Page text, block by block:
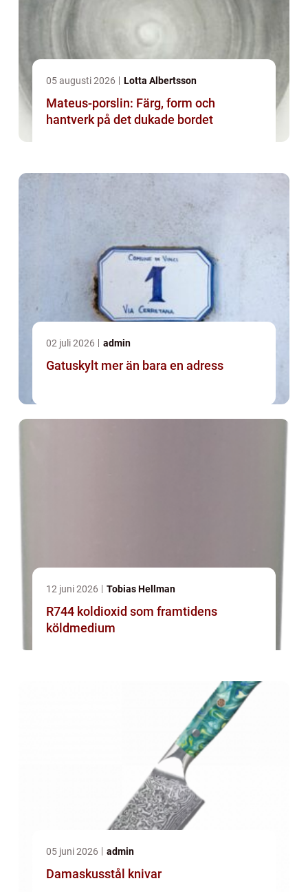
05 augusti 2026 Lotta Albertsson
Mateus-porslin: Färg, form och
hantverk på det dukade bordet
02 juli 2026 admin
Gatuskylt mer än bara en adress
12 juni 2026 Tobias Hellman
R744 koldioxid som framtidens
köldmedium
05 juni 2026 admin
Damaskusstål knivar